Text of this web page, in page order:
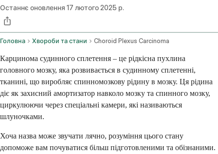
Останнє оновлення 17 лютого 2025 р.
Головна Хвороби та стани Choroid Plexus Carcinoma
Карцинома судинного сплетення – це рідкісна пухлина
головного мозку, яка розвивається в судинному сплетенні,
тканині, що виробляє спинномозкову рідину в мозку. Ця рідина
діє як захисний амортизатор навколо мозку та спинного мозку,
циркулюючи через спеціальні камери, які називаються
шлуночками.
Хоча назва може звучати лячно, розуміння цього стану
допоможе вам почуватися більш підготовленими та обізнаними.